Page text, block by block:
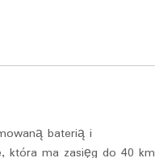
baterią i
która ma zasięg do 40 km